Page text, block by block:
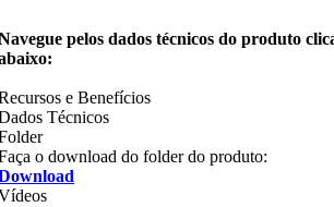
pelos dados técnicos do produto
e Benefícios
Técnicos
o download do folder do produto: